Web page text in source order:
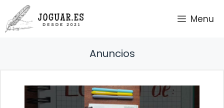
Saltar
al
contenido
Menu
Anuncios